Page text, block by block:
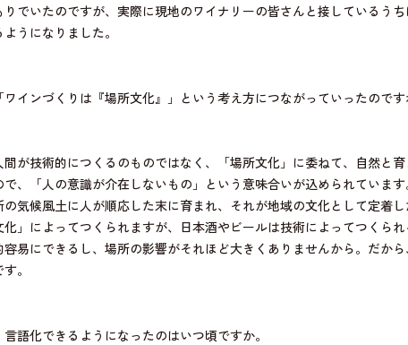
でいたのですが、実際に現地のワイナリーの皆さんと接しているう
うになりました。
インづくりは『場所文化』」という考え方につながっていったのです
が技術的につくるのものではなく、「場所文化」に委ねて、自然と
、「人の意識が介在しないもの」という意味合いが込められていま
気候風土に人が順応した末に育まれ、それが地域の文化として定着し
」によってつくられますが、日本酒やビールは技術によってつくら
易にできるし、場所の影響がそれほど大きくありませんから。だか
。
語化できるようになったのはいつ頃ですか。